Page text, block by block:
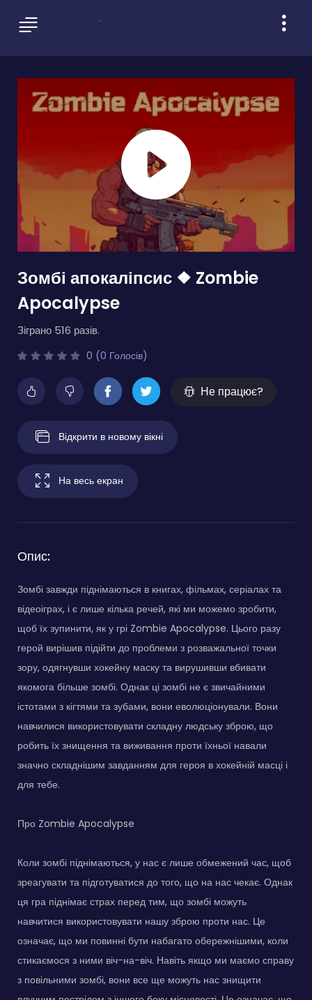
Зомбі апокаліпсис ❖ Zombie
Apocalypse
Зіграно 516 разів.
0 (0 Голосів)
Не працює?
Відкрити в новому вікні
На весь екран
Опис:
Зомбі завжди піднімаються в книгах, фільмах, серіалах та
відеоіграх, і є лише кілька речей, які ми можемо зробити,
щоб їх зупинити, як у грі Zombie Apocalypse. Цього разу
герой вирішив підійти до проблеми з розважальної точки
зору, одягнувши хокейну маску та вирушивши вбивати
якомога більше зомбі. Однак ці зомбі не є звичайними
істотами з кігтями та зубами, вони еволюціонували. Вони
навчилися використовувати складну людську зброю, що
робить їх знищення та виживання проти їхньої навали
значно складнішим завданням для героя в хокейній масці і
для тебе.
Про Zombie Apocalypse
Коли зомбі піднімаються, у нас є лише обмежений час, щоб
зреагувати та підготуватися до того, що на нас чекає. Однак
ця гра піднімає страх перед тим, що зомбі можуть
навчитися використовувати нашу зброю проти нас. Це
означає, що ми повинні бути набагато обережнішими, коли
стикаємося з ними віч-на-віч. Навіть якщо ми маємо справу
з повільними зомбі, вони все ще можуть нас знищити